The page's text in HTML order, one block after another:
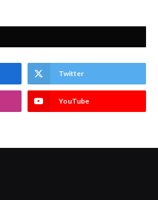
Twitter
YouTube